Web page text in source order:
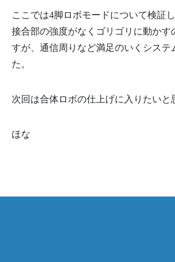
ここでは4脚ロボモードについて検証し
接合部の強度がなくゴリゴリに動かす
すが、通信周りなど満足のいくシステ
た。
次回は合体ロボの仕上げに入りたいと
ほな